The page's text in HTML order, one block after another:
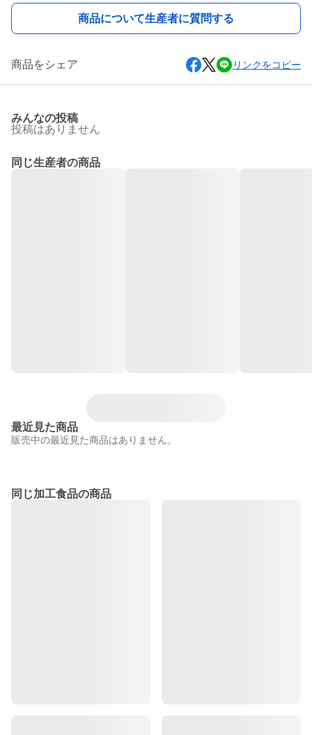
商品について生産者に質問する
商品をシェア リンクをコピー
みんなの投稿
投稿はありません
同じ生産者の商品
最近見た商品
販売中の最近見た商品はありません。
同じ加工食品の商品